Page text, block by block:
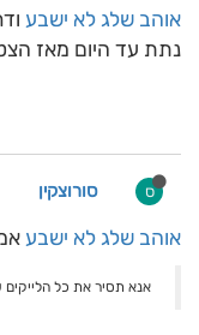
אוהב שלג לא ישבע
נתת עד היום מאז
ס סורוצקין
אוהב שלג לא ישבע
אנא תסיר את כל הלייקים